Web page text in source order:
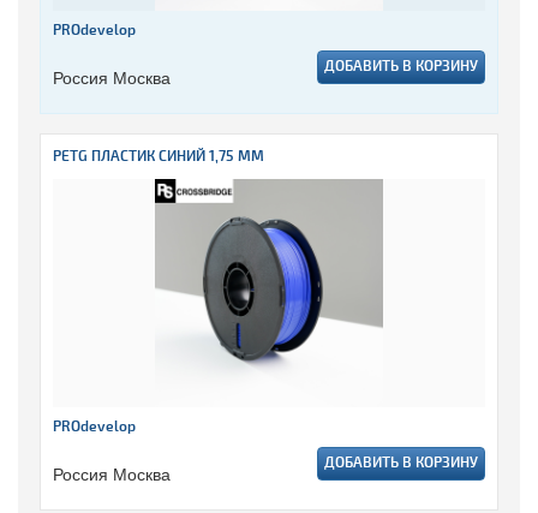
PROdevelop
Россия Москва ДОБАВИТЬ В КОРЗИНУ
PETG ПЛАСТИК СИНИЙ 1,75 ММ
PROdevelop
Россия Москва ДОБАВИТЬ В КОРЗИНУ